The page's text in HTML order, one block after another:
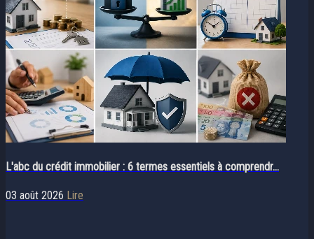
L'abc du crédit immobilier : 6 termes essentiels à comprendr...
03 août 2026 Lire